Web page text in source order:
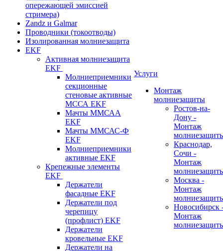
опережающей эмиссией
стримера)
Zandz и Galmar
Проводники (токоотводы)
Изолированная молниезащита
EKF
Активная молниезащита
EKF
Молниеприемники
секционные
стеновые активные
МССА EKF
Мачты ММСАА
EKF
Мачты ММСАС-Ф
EKF
Молниеприемники
активные EKF
Крепежные элементы
EKF
Держатели
фасадные EKF
Держатели под
черепицу
(профлист) EKF
Держатели
кровельные EKF
Держатели на
Услуги
Монтаж
молниезащиты
Ростов-на-
Дону -
Монтаж
Краснодар,
Сочи -
Монтаж
Москва -
Монтаж
Новосибирск
Монтаж